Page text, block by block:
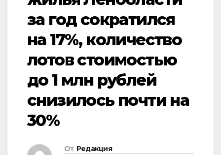
за год сократился
на 17%, количество
лотов стоимостью
до 1 млн рублей
снизилось почти на
30%
От Редакция